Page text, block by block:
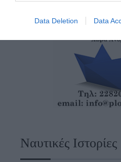
Data Deletion Data
Ναυτικές Ιστορίες